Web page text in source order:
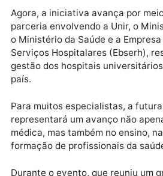
O projeto possui uma
fundamental para acelerar
estrutura física já existe. O
do antigo Hospital das
evitando a necessidade de
zero, o que poderia demandar
Agora, a iniciativa avança por
parceria envolvendo a Unir, o
o Ministério da Saúde e a
Serviços Hospitalares